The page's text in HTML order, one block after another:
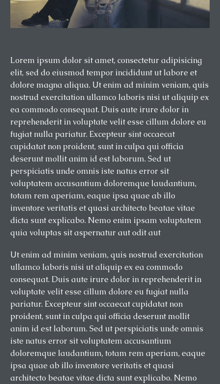
Lorem ipsum dolor sit amet, consectetur adipisicing
elit, sed do eiusmod tempor incididunt ut labore et
dolore magna aliqua. Ut enim ad minim veniam, quis
nostrud exercitation ullamco laboris nisi ut aliquip ex
ea commodo consequat. Duis aute irure dolor in
reprehenderit in voluptate velit esse cillum dolore eu
fugiat nulla pariatur. Excepteur sint occaecat
cupidatat non proident, sunt in culpa qui officia
deserunt mollit anim id est laborum. Sed ut
perspiciatis unde omnis iste natus error sit
voluptatem accusantium doloremque laudantium,
totam rem aperiam, eaque ipsa quae ab illo
inventore veritatis et quasi architecto beatae vitae
dicta sunt explicabo. Nemo enim ipsam voluptatem
quia voluptas sit aspernatur aut odit aut
Ut enim ad minim veniam, quis nostrud exercitation
ullamco laboris nisi ut aliquip ex ea commodo
consequat. Duis aute irure dolor in reprehenderit in
voluptate velit esse cillum dolore eu fugiat nulla
pariatur. Excepteur sint occaecat cupidatat non
proident, sunt in culpa qui officia deserunt mollit
anim id est laborum. Sed ut perspiciatis unde omnis
iste natus error sit voluptatem accusantium
doloremque laudantium, totam rem aperiam, eaque
ipsa quae ab illo inventore veritatis et quasi
architecto beatae vitae dicta sunt explicabo. Nemo